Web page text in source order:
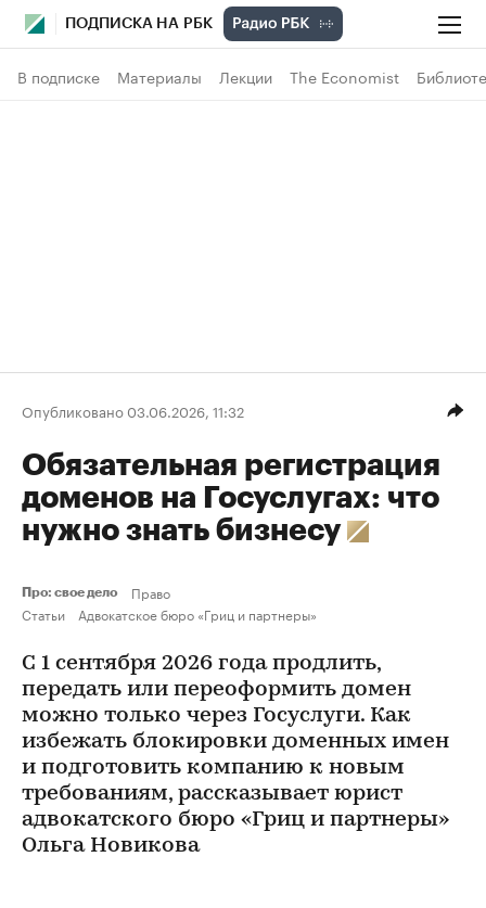
ПОДПИСКА НА РБК
В подписке Материалы Лекции The Economist
Опубликовано 03.06.2026, 11:32
Обязательная регистрация
доменов на Госуслугах: что
нужно знать бизнесу
Про: свое дело
Право
Статьи
Адвокатское бюро «Гриц и партнеры»
С 1 сентября 2026 года продлить,
передать или переоформить домен
можно только через Госуслуги. Как
избежать блокировки доменных имен
и подготовить компанию к новым
требованиям, рассказывает юрист
адвокатского бюро «Гриц и партнеры»
Ольга Новикова